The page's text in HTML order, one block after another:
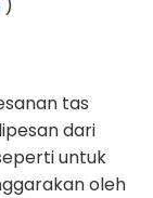
)
tas
dari
untuk
oleh